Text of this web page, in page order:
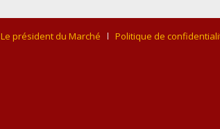
Le président du Marché Politique de